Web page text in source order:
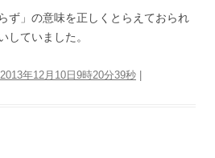
ず」の意味を正しくとらえておられ
していました。
2013年12月10日9時20分39秒